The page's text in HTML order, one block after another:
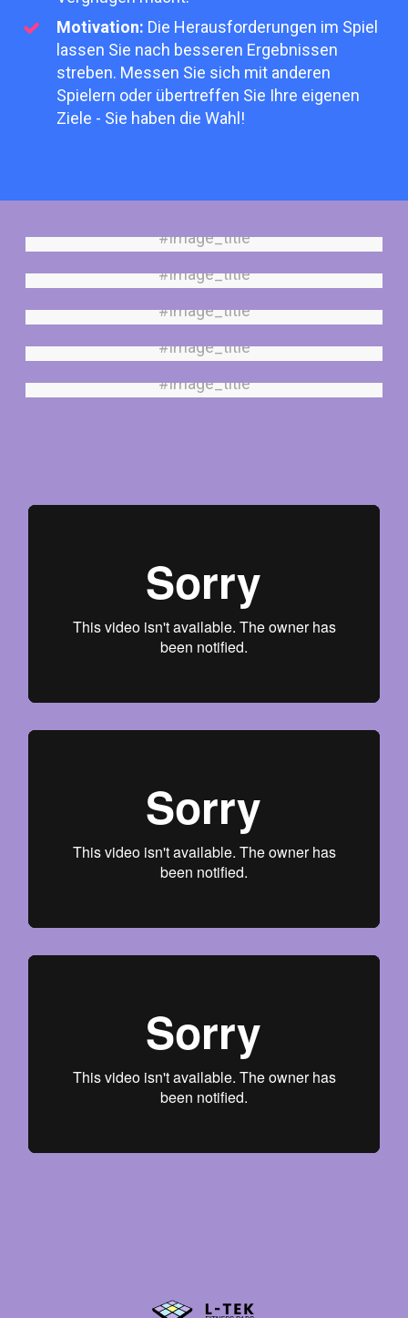
Motivation: Die Herausforderungen im Spiel
lassen Sie nach besseren Ergebnissen
streben. Messen Sie sich mit anderen
Spielern oder übertreffen Sie Ihre eigenen
Ziele - Sie haben die Wahl!
#image_title
#image_title
#image_title
#image_title
#image_title